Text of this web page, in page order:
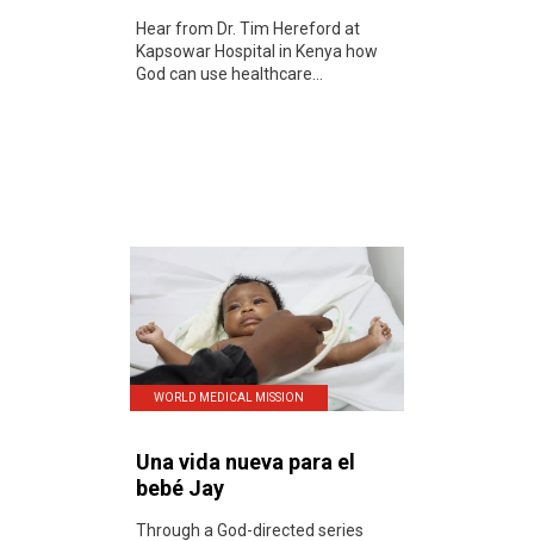
Hear from Dr. Tim Hereford at
Kapsowar Hospital in Kenya how
God can use healthcare...
WORLD MEDICAL MISSION
Una vida nueva para el
bebé Jay
Through a God-directed series